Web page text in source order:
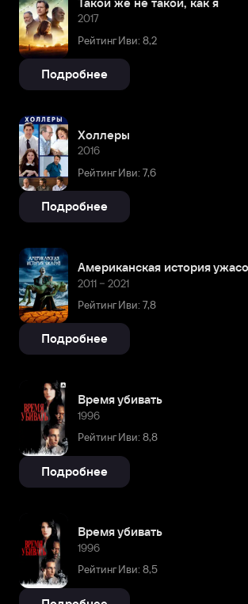
2017
Рейтинг Иви: 8,2
Подробнее
Холлеры
2016
Рейтинг Иви: 7,6
Подробнее
Американская история
2011 – 2021
Рейтинг Иви: 7,8
Подробнее
Время убивать
1996
Рейтинг Иви: 8,8
Подробнее
Время убивать
1996
Рейтинг Иви: 8,5